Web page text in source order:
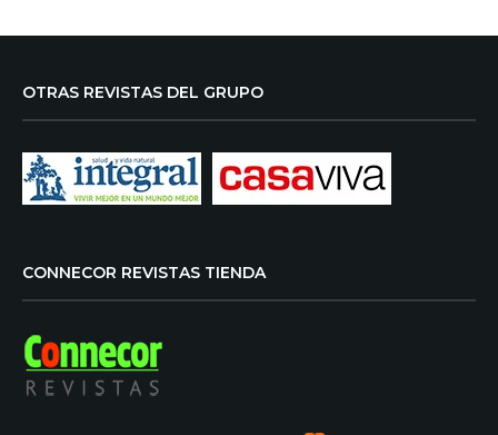
OTRAS REVISTAS DEL GRUPO
CONNECOR REVISTAS TIENDA